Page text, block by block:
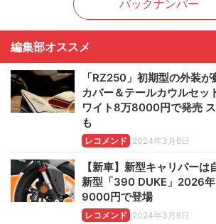
バックナンバー
編集部オススメ
「RZ250」初期型の外装
カバー＆テールカウルセッ
ワイト8万8000円で発売
も
レコメンド 2024年3月6日
【新車】新型キャリパー
新型「390 DUKE」2026
9000円で登場
レコメンド 2024年3月6日